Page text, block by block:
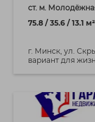
ст. м.
75.8 / 35.6 / 13.1 м²
г. Минск, ул.
вариант для